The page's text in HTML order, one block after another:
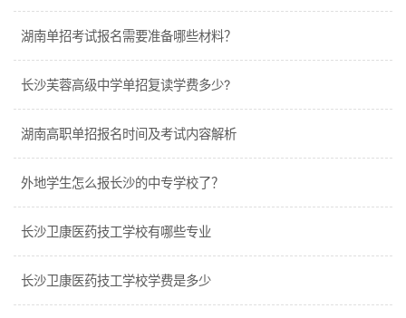
湖南单招考试报名需要准备哪些材料？
长沙芙蓉高级中学单招复读学费多少?
湖南高职单招报名时间及考试内容解析
外地学生怎么报长沙的中专学校了？
长沙卫康医药技工学校有哪些专业
长沙卫康医药技工学校学费是多少